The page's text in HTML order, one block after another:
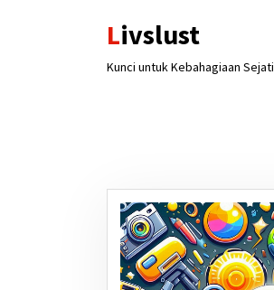
Livslust
Kunci untuk Kebahagiaan Sejati